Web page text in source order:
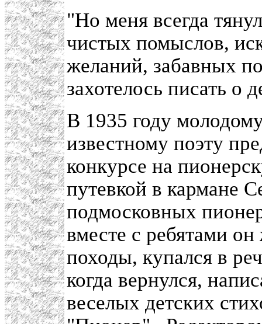
"Но меня всегда
чистых помыслов,
желаний, забавных
захотелось писать о
В 1935 году
известному поэту
конкурсе на
путевкой в кармане
подмосковных
вместе с ребятами
походы, купался в
когда вернулся,
веселых детских